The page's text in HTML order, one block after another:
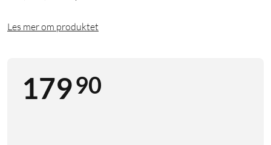
Les mer om produktet
17990